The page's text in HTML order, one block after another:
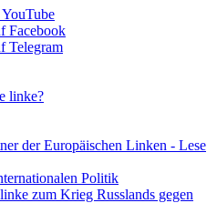
Facebook
Telegram
linke?
der Europäischen Linken - Lese
Politik
zum Krieg Russlands gegen